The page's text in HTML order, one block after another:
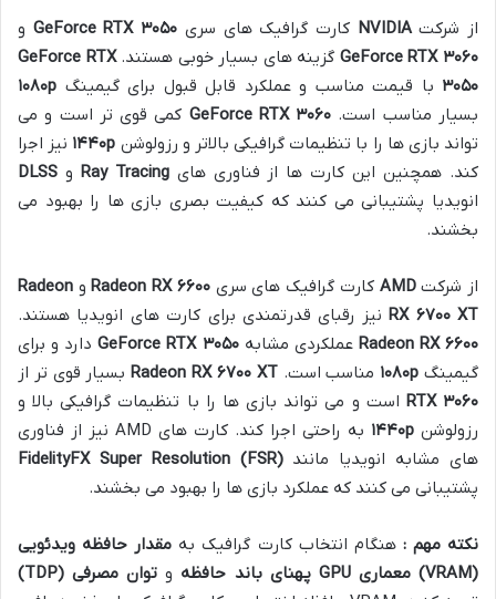
از شرکتNVIDIA کارت گرافیک های سری GeForce RTX ۳۰۵۰
و
GeForce RTX ۳۰۶۰ گزینه های بسیار خوبی هستند.GeForce RTX
۳۰۵۰ با قیمت مناسب و عملکرد قابل قبول برای گیمینگ ۱۰۸۰p
بسیار مناسب است.
GeForce RTX ۳۰۶۰
کمی قوی تر است و می
تواند بازی ها را با تنظیمات گرافیکی بالاتر و رزولوشن
۱۴۴۰p
نیز اجرا
کند. همچنین این کارت ها از فناوری هایRay Tracing و DLSS
انویدیا پشتیبانی می کنند که کیفیت بصری بازی ها را بهبود می
بخشند.
از شرکتAMD کارت گرافیک های سری Radeon RX ۶۶۰۰ و Radeon
RX ۶۷۰۰XT
نیز رقبای قدرتمندی برای کارت های انویدیا هستند.
Radeon RX۶۶۰۰ عملکردی مشابه GeForce RTX ۳۰۵۰
دارد و برای
گیمینگ
۱۰۸۰p مناسب است. Radeon RX ۶۷۰۰XT
بسیار قوی تر از
RTX ۳۰۶۰
است و می تواند بازی ها را با تنظیمات گرافیکی بالا و
رزولوشن
۱۴۴۰p
به راحتی اجرا کند. کارت های AMD نیز از فناوری
های مشابه انویدیا مانندFidelityFX Super Resolution (FSR)
پشتیبانی می کنند که عملکرد بازی ها را بهبود می بخشند.
نکته مهم :هنگام انتخاب کارت گرافیک به مقدار حافظه ویدئویی
(VRAM)
معماری GPU پهنای باند حافظه و توان مصرفی(TDP)